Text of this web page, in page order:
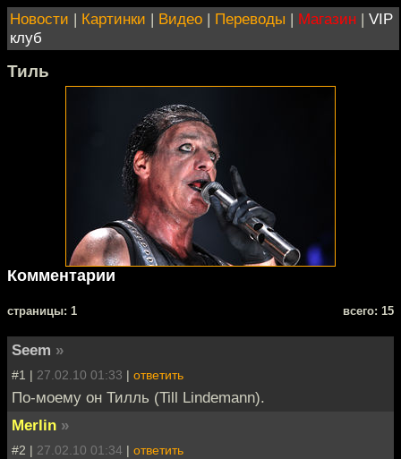
Новости | Картинки | Видео | Переводы | Магазин | VIP
клуб
Тиль
Комментарии
cтраницы: 1 всего: 15
Seem »
#1 | 27.02.10 01:33 | ответить
По-моему он Тилль (Till Lindemann).
Merlin »
#2 | 27.02.10 01:34 | ответить